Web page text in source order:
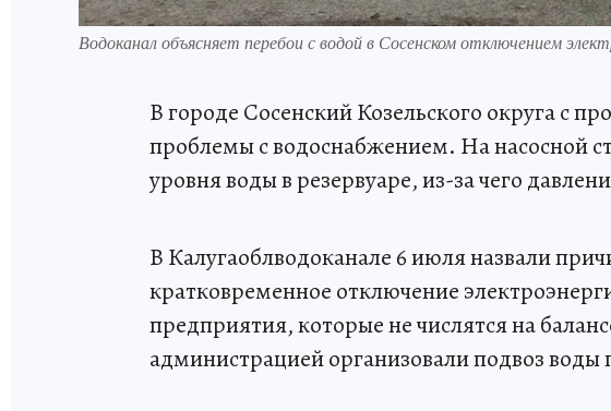
Водоканал объясняет перебои с водой в Сосенском отключением
В городе Сосенский Козельского округа с
проблемы с водоснабжением. На насосной
уровня воды в резервуаре, из-за чего
В Калугаоблводоканале 6 июля назвали
кратковременное отключение
предприятия, которые не числятся на
администрацией организовали подвоз